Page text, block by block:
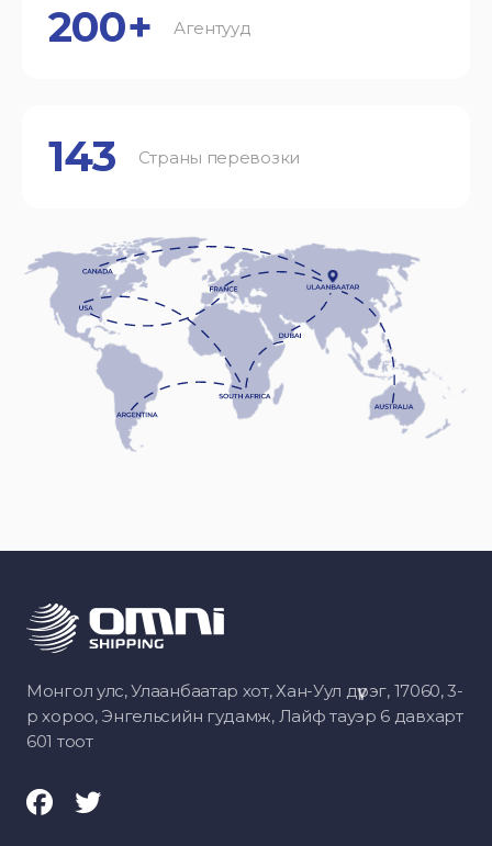
200+ Агентууд
143 Страны перевозки
Монгол улс, Улаанбаатар хот, Хан-Уул дүүрэг, 17060, 3-
р хороо, Энгельсийн гудамж, Лайф тауэр 6 давхарт
601 тоот